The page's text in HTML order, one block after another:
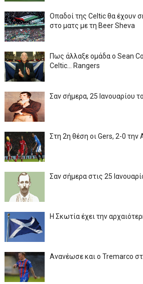
Οπαδοί της Celtic θα έχουν
στο ματς με τη Beer Sheva
Πως άλλαξε ομάδα ο Sean
Celtic... Rangers
Σαν σήμερα, 25 Ιανουαρίου
Στη 2η θέση οι Gers, 2-0 την
Σαν σήμερα στις 25
Η Σκωτία έχει την
Ανανέωσε και ο Tremarco